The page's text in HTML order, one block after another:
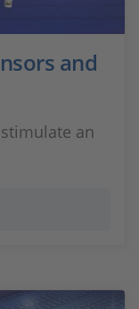
and
an